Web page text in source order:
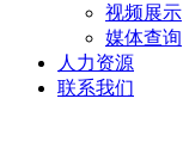
视频展示
媒体查询
人力资源
联系我们